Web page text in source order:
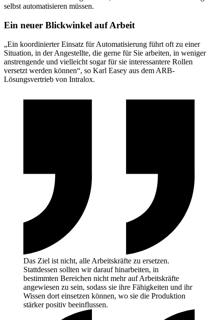
selbst automatisieren müssen.
Ein neuer Blickwinkel auf Arbeit
„Ein koordinierter Einsatz für Automatisierung führt oft zu einer
Situation, in der Angestellte, die gerne für Sie arbeiten, in weniger
anstrengende und vielleicht sogar für sie interessantere Rollen
versetzt werden können“, so Karl Easey aus dem ARB-
Lösungsvertrieb von Intralox.
Das Ziel ist nicht, alle Arbeitskräfte zu ersetzen.
Stattdessen sollten wir darauf hinarbeiten, in
bestimmten Bereichen nicht mehr auf Arbeitskräfte
angewiesen zu sein, sodass sie ihre Fähigkeiten und ihr
Wissen dort einsetzen können, wo sie die Produktion
stärker positiv beeinflussen.